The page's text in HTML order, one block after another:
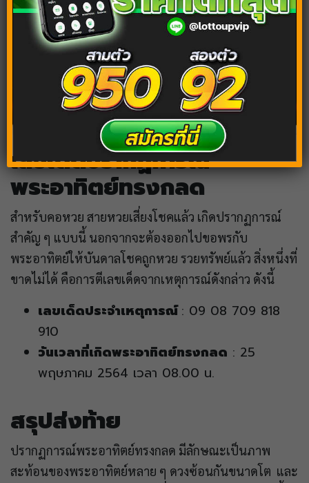
เลขเด็ดปรากฏการณ์
พระอาทิตย์ทรงกลด
สำหรับคอหวย สายหวยเสี่ยงโชคแล้ว เกิดปรากฏการณ์
สำคัญ ๆ แบบนี้ นอกจากจะต้องออกไปขอพรกับ
พระอาทิตย์ให้บันดาลโชคถูกหวย รวยทรัพย์แล้ว สิ่งหนึ่งที่
ขาดไม่ได้ คือการตีเลขเด็ดจากเหตุการณ์ดังกล่าว ดังนี้
เลขเด็ดประจำเหตุการณ์: 09 08 709 818
910
วันเวลาที่เกิดพระอาทิตย์ทรงกลด : 25
พฤษภาคม 2564 เวลา 08.00 น.
สรุปส่งท้าย
ปรากฏการณ์พระอาทิตย์ทรงกลด มีลักษณะเป็นภาพ
สะท้อนของพระอาทิตย์หลาย ๆ ดวงซ้อนกันขนาดโต และ